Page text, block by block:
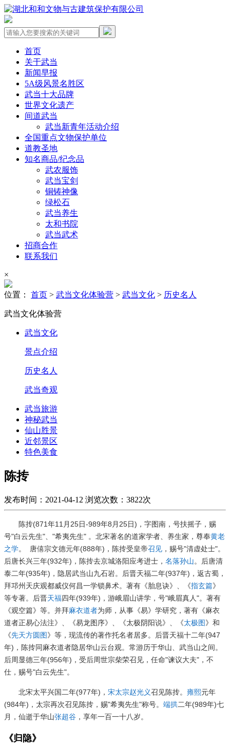
首页
关于武当
新闻早报
5A级风景名胜区
武当十大品牌
世界文化遗产
间道武当
武当新青年活动介绍
全国重点文物保护单位
道教圣地
知名商品/纪念品
武农服饰
武当宝剑
铜铸神像
绿松石
武当养生
太和书院
武当武术
招商合作
联系我们
×
位置： 首页 > 武当文化体验营 > 武当文化 > 历史名人
武当文化体验营
武当文化
景点介绍
历史名人
武当奇观
武当旅游
神秘武当
仙山胜景
近邻景区
特色美食
陈抟
发布时间：2021-04-12 浏览次数：3822次
陈抟(871年11月25日-989年8月25日)，字图南，号扶摇子，赐
号"白云先生"、"希夷先生" 。北宋著名的道家学者、养生家，尊奉黄老
之学。 唐僖宗文德元年(888年)，陈抟受皇帝召见 ，赐号"清虚处士"。
后唐长兴三年(932年)，陈抟去京城洛阳应考进士， 名落孙山。后唐清
泰二年(935年)，隐居武当山九石岩。
后晋天福二年(937年)，返古蜀，
拜邛州天庆观都威仪何昌一学锁鼻术。著有《胎息诀》、《指玄篇》
等专著。后晋天福四年(939年)，游峨眉山讲学，号"峨眉真人"。著有
《观空篇》等。并拜麻衣道者为师，从事《易》学研究，著有《麻衣
道者正易心法注》、《易龙图序》、《太极阴阳说》、《太极图》和
《先天方圆图》等，现流传的著作托名者居多。后晋天福十二年(947
年)，陈抟同麻衣道者隐居华山云台观。常游历于华山、武当山之间。
后周显德三年(956年)，受后周世宗柴荣召见，任命"谏议大夫"，不
仕，赐号"白云先生"。
北宋太平兴国二年(977年)， 宋太宗赵光义召见陈抟。 雍熙元年
(984年)，太宗再次召见陈抟，赐"希夷先生"称号。 端拱二年(989年)七
月，仙逝于华山张超谷 ，享年一百一十八岁。
《归隐》